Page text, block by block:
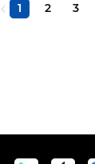
1 2 3